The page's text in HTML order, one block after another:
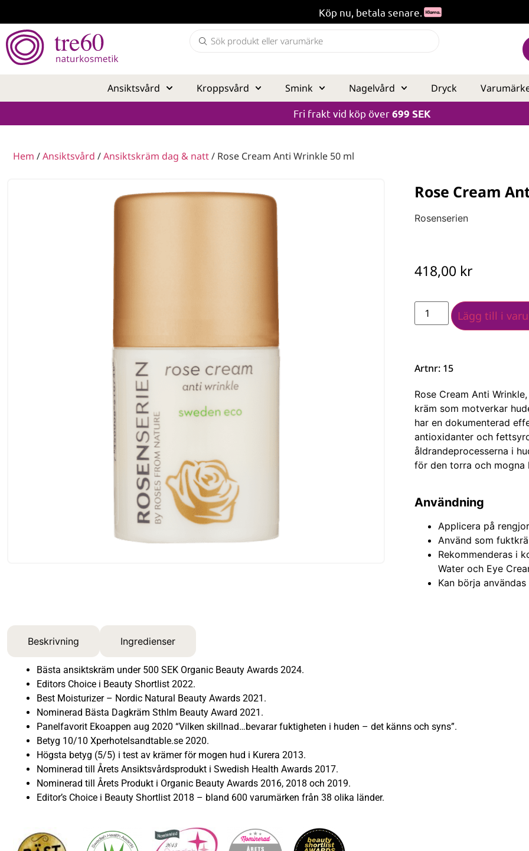
Köp nu, betala senare.
Ansiktsvård Kroppsvård Smink Nagelvård Dryck
Fri frakt vid köp över699 SEK
Hem /Ansiktsvård /Ansiktskräm dag & natt/ Rose Cream Anti Wrinkle 50 ml
Rose Cream
Rosenserien
418,00 kr
Lägg till i
Artnr: 15
Rose Cream Anti
kräm som motverkar
har en dokumenterad
antioxidanter och
åldrandeprocesserna i
för den torra och mogna
Användning
Applicera på
Använd som
Rekommenderas i
Water och Eye
Kan börja
Beskrivning Ingredienser
Bästa ansiktskräm under 500 SEK Organic Beauty Awards 2024.
Editors Choice i Beauty Shortlist 2022.
Best Moisturizer – Nordic Natural Beauty Awards 2021.
Nominerad Bästa Dagkräm Sthlm Beauty Award 2021.
Panelfavorit Ekoappen aug 2020 “Vilken skillnad…bevarar fuktigheten i huden – det känns och syns”.
Betyg 10/10 Xperhotelsandtable.se 2020.
Högsta betyg (5/5) i test av krämer för mogen hud i Kurera 2013.
Nominerad till Årets Ansiktsvårdsprodukt i Swedish Health Awards 2017.
Nominerad till Årets Produkt i Organic Beauty Awards 2016, 2018 och 2019.
Editor’s Choice i Beauty Shortlist 2018 – bland 600 varumärken från 38 olika länder.